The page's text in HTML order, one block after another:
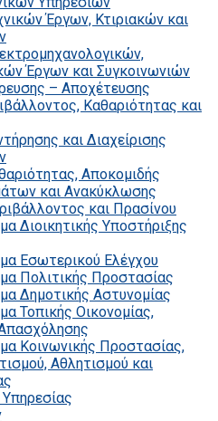
Έργων, Κτιριακών και
Έργων και Συγκοινωνιών
– Αποχέτευσης
Καθαριότητας και
και Διαχείρισης
Αποκομιδής
και Ανακύκλωσης
και Πρασίνου
Διοικητικής Υποστήριξης
Εσωτερικού Ελέγχου
Πολιτικής Προστασίας
Δημοτικής Αστυνομίας
Τοπικής Οικονομίας,
Κοινωνικής Προστασίας,
Αθλητισμού και